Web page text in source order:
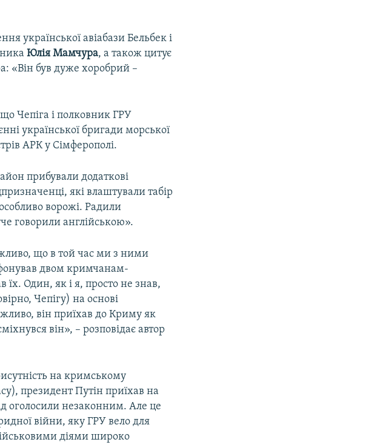
української авіабази Бельбек і
Юлія Мамчура, а також цитує
«Він був дуже хоробрий –
Чепіга і полковник ГРУ
української бригади морської
АРК у Сімферополі.
прибували додаткові
які влаштували табір
ворожі. Радили
говорили англійською».
що в той час ми з ними
двом кримчанам-
їх. Один, як і я, просто не знав,
Чепігу) на основі
він приїхав до Криму як
він», – розповідає автор
на кримському
президент Путін приїхав на
оголосили незаконним. Але це
війни, яку ГРУ вело для
діями широко